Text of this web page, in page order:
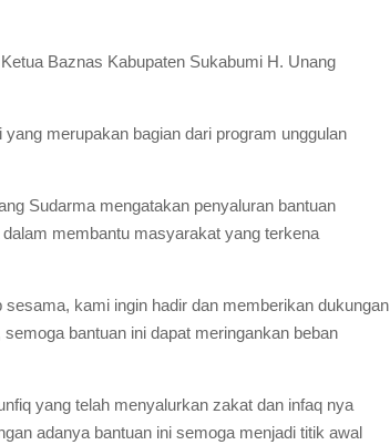
Baznas Kabupaten Sukabumi H. Unang
merupakan bagian dari program unggulan
Sudarma mengatakan penyaluran bantuan
membantu masyarakat yang terkena
kami ingin hadir dan memberikan dukungan
bantuan ini dapat meringankan beban
yang telah menyalurkan zakat dan infaq nya
adanya bantuan ini semoga menjadi titik awal